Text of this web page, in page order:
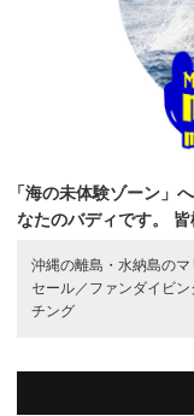
「海の未体験ゾーン」
なたのバディです。
沖縄の離島・水納島のマ
セール／ ファンダイビン
チング